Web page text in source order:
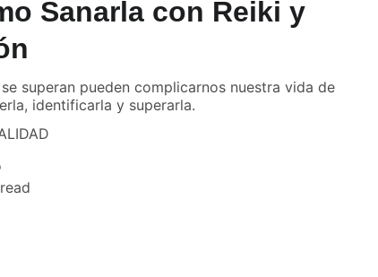
Sanarla con Reiki y
superan pueden complicarnos nuestra vida de
identificarla y superarla.